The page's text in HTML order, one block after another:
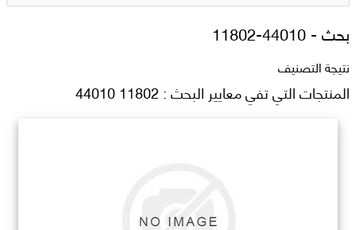
بحث -11802-44010
نتيجة التصنيف
المنتجات التي تفي معايير البحث : 11802 44010